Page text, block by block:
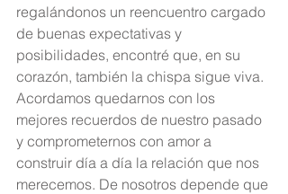
regalándonos un reencuentro cargado
de buenas expectativas y
posibilidades, encontré que, en su
corazón, también la chispa sigue viva.
Acordamos quedarnos con los
mejores recuerdos de nuestro pasado
y comprometernos con amor a
construir día a día la relación que nos
merecemos. De nosotros depende que